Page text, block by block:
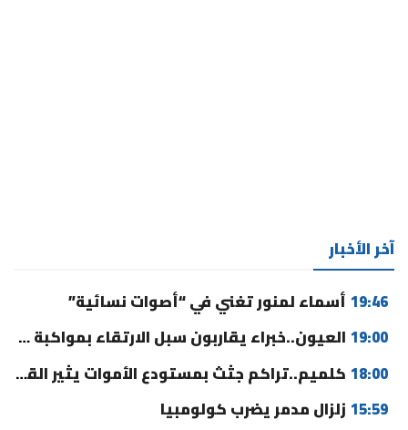
آخر الأخبار
19:46 أسماء لمنور تغني في “أصوات نسائية”
19:00 العيون..خبراء يقاربون سبل الارتقاء بمواكبة مغاربة العالم وتحسين الخدمات
18:00 كلميم..تراكم جثث بمستودع الأموات يثير القلق ومطالب بالتدخل
15:59 زلزال مدمر يضرب كولومبيا